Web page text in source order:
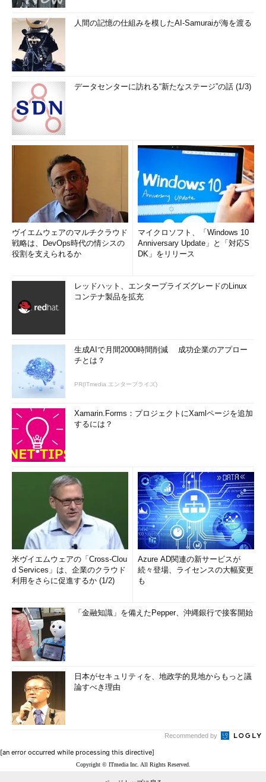
人間の記憶の仕組みを模したAI-Samuraiが海を渡る
データセンターに訪れる“新たなステージ”の話 (1/3)
ヴイエムウェアのマルチクラウド
戦略は、DevOps時代の情シスの
役割を支えられるか
マイクロソフト、「Windows 10
Anniversary Update」と「対応S
DK」をリリース
レッドハット、エンタープライズグレードのLinux
コンテナ製品を拡充
生成AIで月間2000時間削減 成功企業のアプロー
チとは？
PR(ITmedia エンタープライズ)
Xamarin.Forms：プロジェクトにXamlページを追加
するには？
米ヴイエムウェアの「Cross-Clou
d Services」は、企業のクラウド
利用をさらに促進するか (1/2)
Azure AD関連の新サービスが
続々登場、ライセンスの大幅変更
も
「金融知識」を備えたPepper、沖縄銀行で接客開始
日本がセキュリティを、地政学的見地からもっと議
論すべき理由
Recommended by
[an error occurred while processing this directive]
Copyright © ITmedia Inc. All Rights Reserved.